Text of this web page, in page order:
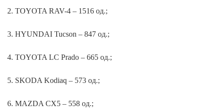
2. TOYOTA RAV-4 – 1516 од.;
3. HYUNDAI Tucson – 847 од.;
4. TOYOTA LC Prado – 665 од.;
5. SKODA Kodiaq – 573 од.;
6. MAZDA CX5 – 558 од.;